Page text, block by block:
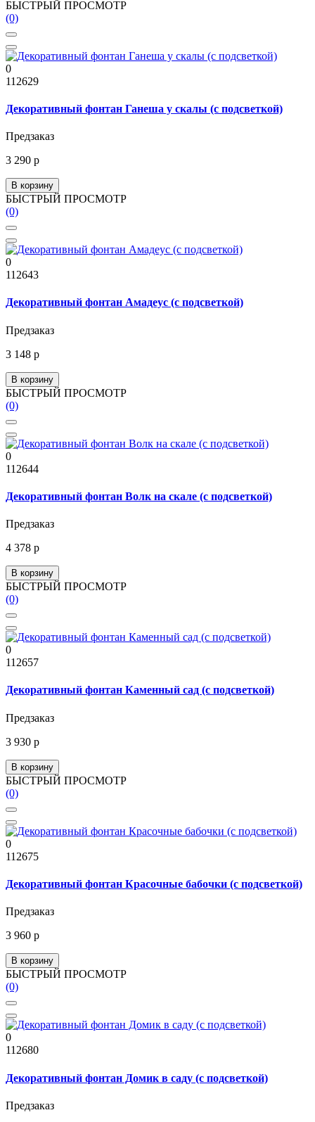
БЫСТРЫЙ ПРОСМОТР
(0)
0
112629
Декоративный фонтан Ганеша у скалы (с подсветкой)
Предзаказ
3 290 р
В корзину
БЫСТРЫЙ ПРОСМОТР
(0)
0
112643
Декоративный фонтан Амадеус (с подсветкой)
Предзаказ
3 148 р
В корзину
БЫСТРЫЙ ПРОСМОТР
(0)
0
112644
Декоративный фонтан Волк на скале (с подсветкой)
Предзаказ
4 378 р
В корзину
БЫСТРЫЙ ПРОСМОТР
(0)
0
112657
Декоративный фонтан Каменный сад (с подсветкой)
Предзаказ
3 930 р
В корзину
БЫСТРЫЙ ПРОСМОТР
(0)
0
112675
Декоративный фонтан Красочные бабочки (с подсветкой)
Предзаказ
3 960 р
В корзину
БЫСТРЫЙ ПРОСМОТР
(0)
0
112680
Декоративный фонтан Домик в саду (с подсветкой)
Предзаказ